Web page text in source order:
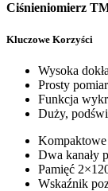
Ciśnieniomierz
Kluczowe Korzyści
Wysoka
Prosty
Funkcja
Duży,
Dwa kanały
Pamięć
Wskaźnik